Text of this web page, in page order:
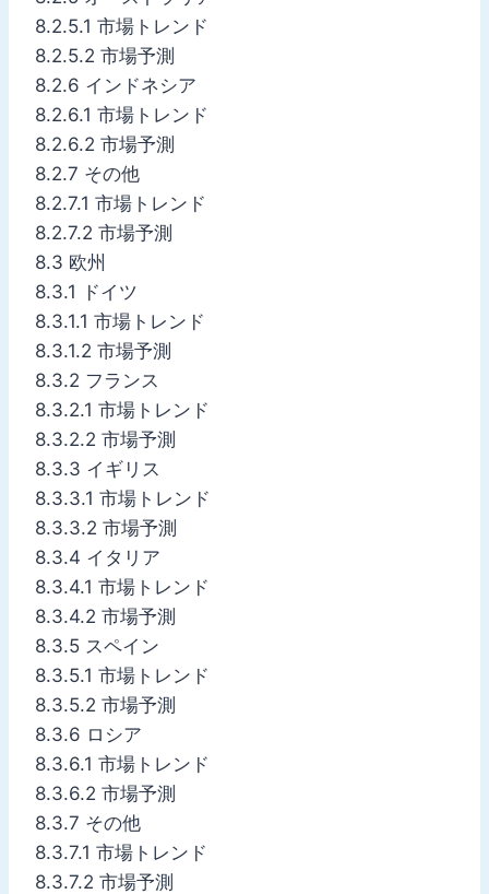
8.2.5.1 市場トレンド
8.2.5.2 市場予測
8.2.6 インドネシア
8.2.6.1 市場トレンド
8.2.6.2 市場予測
8.2.7 その他
8.2.7.1 市場トレンド
8.2.7.2 市場予測
8.3 欧州
8.3.1 ドイツ
8.3.1.1 市場トレンド
8.3.1.2 市場予測
8.3.2 フランス
8.3.2.1 市場トレンド
8.3.2.2 市場予測
8.3.3 イギリス
8.3.3.1 市場トレンド
8.3.3.2 市場予測
8.3.4 イタリア
8.3.4.1 市場トレンド
8.3.4.2 市場予測
8.3.5 スペイン
8.3.5.1 市場トレンド
8.3.5.2 市場予測
8.3.6 ロシア
8.3.6.1 市場トレンド
8.3.6.2 市場予測
8.3.7 その他
8.3.7.1 市場トレンド
8.3.7.2 市場予測